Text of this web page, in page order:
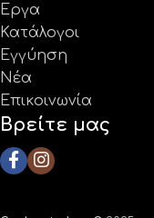
Έργα
Κατάλογοι
Εγγύηση
Νέα
Επικοινωνία
Βρείτε μας